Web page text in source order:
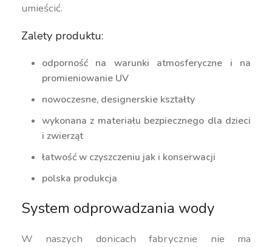
umieścić.
Zalety produktu:
odporność na warunki atmosferyczne i na
promieniowanie UV
nowoczesne, designerskie kształty
wykonana z materiału bezpiecznego dla dzieci
i zwierząt
łatwość w czyszczeniu jak i konserwacji
polska produkcja
System odprowadzania wody
W naszych donicach fabrycznie nie ma